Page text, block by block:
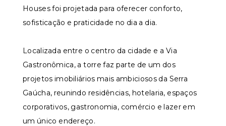
Houses foi projetada para oferecer conforto,
sofisticação e praticidade no dia a dia.
Localizada entre o centro da cidade e a Via
Gastronômica, a torre faz parte de um dos
projetos imobiliários mais ambiciosos da Serra
Gaúcha, reunindo residências, hotelaria, espaços
corporativos, gastronomia, comércio e lazer em
um único endereço.